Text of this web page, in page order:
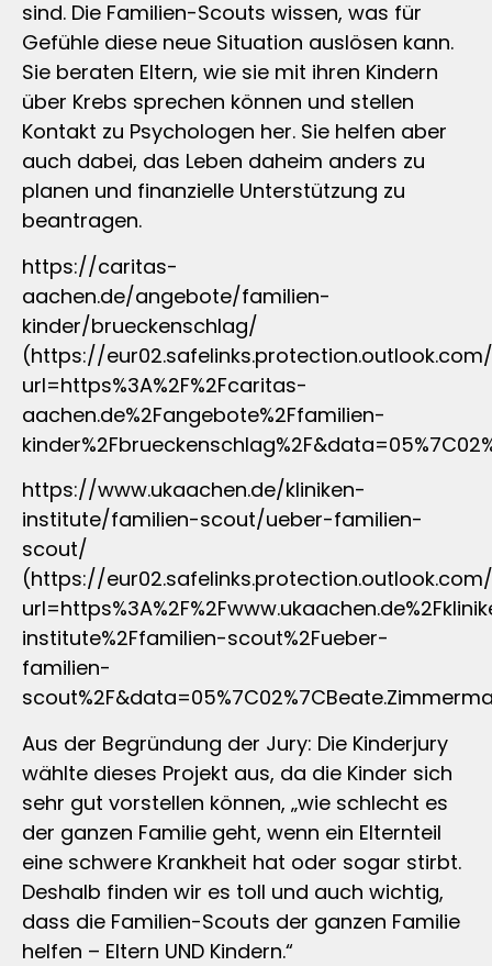
sind. Die Familien-Scouts wissen, was für
Gefühle diese neue Situation auslösen kann.
Sie beraten Eltern, wie sie mit ihren Kindern
über Krebs sprechen können und stellen
Kontakt zu Psychologen her. Sie helfen aber
auch dabei, das Leben daheim anders zu
planen und finanzielle Unterstützung zu
beantragen.
https://caritas-
aachen.de/angebote/familien-
kinder/brueckenschlag/
(https://
url=https%3A%2F%2Fcaritas-
aachen.de%2Fangebote%2Ffamilien-
https://www.ukaachen.de/kliniken-
institute/familien-scout/ueber-familien-
scout/
(https://
institute%2Ffamilien-scout%2Fueber-
familien-
Aus der Begründung der Jury: Die Kinderjury
wählte dieses Projekt aus, da die Kinder sich
sehr gut vorstellen können, „wie schlecht es
der ganzen Familie geht, wenn ein Elternteil
eine schwere Krankheit hat oder sogar stirbt.
Deshalb finden wir es toll und auch wichtig,
dass die Familien-Scouts der ganzen Familie
helfen – Eltern UND Kindern.“